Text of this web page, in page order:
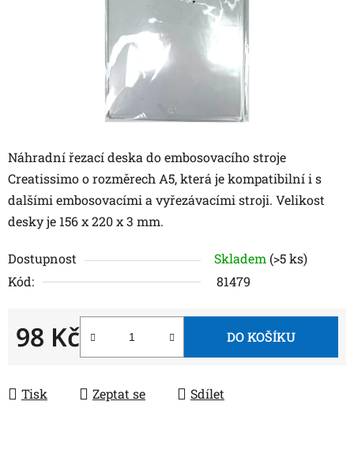
Náhradní řezací deska do embosovacího stroje
Creatissimo o rozměrech A5, která je kompatibilní i s
dalšími embosovacími a vyřezávacími stroji. Velikost
desky je 156 x 220 x 3 mm.
Dostupnost Skladem (>5 ks)
Kód:
81479
98 Kč
Měrná cena:
DO KOŠÍKU
Tisk Zeptat se Sdílet